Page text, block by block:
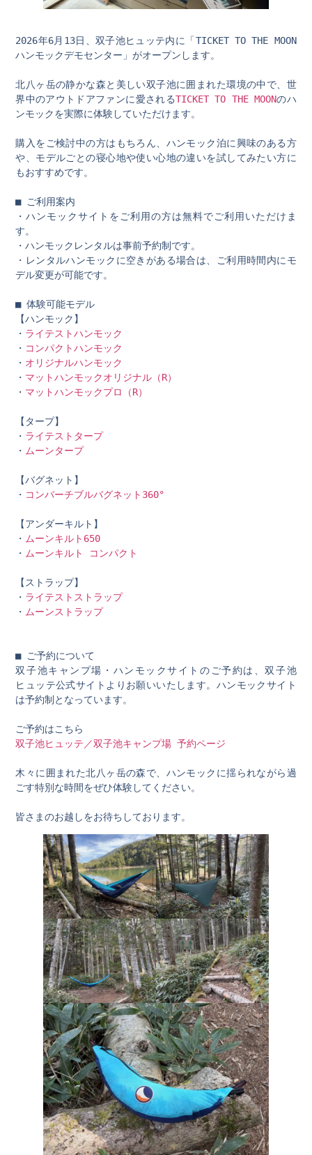
2026年6月13日、双子池ヒュッテ内に「TICKET TO THE MOON
ハンモックデモセンター」がオープンします。
北八ヶ岳の静かな森と美しい双子池に囲まれた環境の中で、世
界中のアウトドアファンに愛されるTICKET TO THE MOONのハ
ンモックを実際に体験していただけます。
購入をご検討中の方はもちろん、ハンモック泊に興味のある方
や、モデルごとの寝心地や使い心地の違いを試してみたい方に
もおすすめです。
■ ご利用案内
・ハンモックサイトをご利用の方は無料でご利用いただけま
す。
・ハンモックレンタルは事前予約制です。
・レンタルハンモックに空きがある場合は、ご利用時間内にモ
デル変更が可能です。
■ 体験可能モデル
【ハンモック】
・ ライテストハンモック
・ コンパクトハンモック
・ オリジナルハンモック
・ マットハンモックオリジナル（R）
・ マットハンモックプロ（R）
【タープ】
・ ライテストタープ
・ ムーンタープ
【バグネット】
・ コンバーチブルバグネット360°
【アンダーキルト】
・ ムーンキルト650
・ ムーンキルト コンパクト
【ストラップ】
・ ライテストストラップ
・ ムーンストラップ
■ ご予約について
双子池キャンプ場・ハンモックサイトのご予約は、双子池
ヒュッテ公式サイトよりお願いいたします。ハンモックサイト
は予約制となっています。
ご予約はこちら
双子池ヒュッテ／双子池キャンプ場 予約ページ
木々に囲まれた北八ヶ岳の森で、ハンモックに揺られながら過
ごす特別な時間をぜひ体験してください。
皆さまのお越しをお待ちしております。